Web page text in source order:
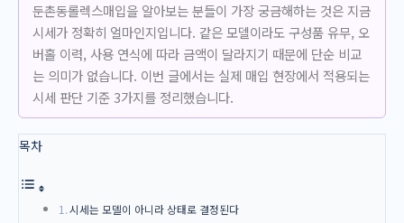
둔촌동롤렉스매입을 알아보는 분들이 가장 궁금해하는 것은 지금
시세가 정확히 얼마인지입니다. 같은 모델이라도 구성품 유무, 오
버홀 이력, 사용 연식에 따라 금액이 달라지기 때문에 단순 비교
는 의미가 없습니다. 이번 글에서는 실제 매입 현장에서 적용되는
시세 판단 기준 3가지를 정리했습니다.
목차
시세는 모델이 아니라 상태로 결정된다